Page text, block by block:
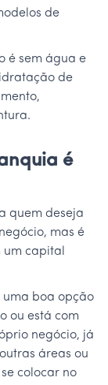
de
é sem água e
de
é
quem deseja
mas é
capital
boa opção
ou está com
negócio, já
áreas ou
colocar no